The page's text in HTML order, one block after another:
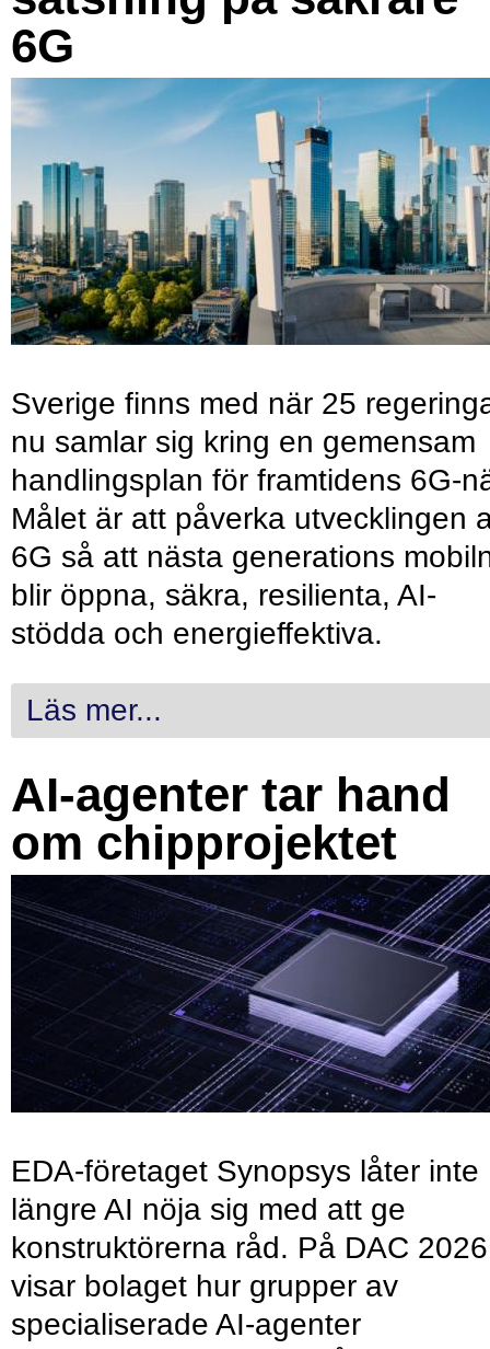
6G
Sverige finns med när 25
nu samlar sig kring en gemensam
handlingsplan för framtidens 6G-
Målet är att påverka utvecklingen
6G så att nästa generations
blir öppna, säkra, resilienta, AI-
stödda och energieffektiva.
Läs mer...
AI-agenter tar hand
om chipprojektet
EDA-företaget Synopsys låter inte
längre AI nöja sig med att ge
konstruktörerna råd. På DAC 2026
visar bolaget hur grupper av
specialiserade AI-agenter